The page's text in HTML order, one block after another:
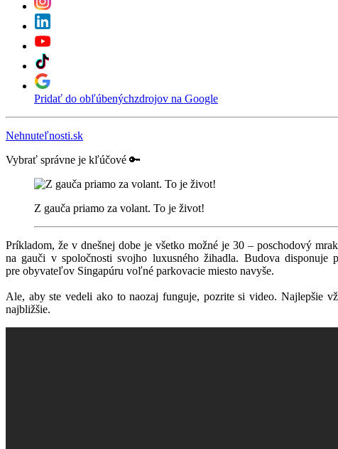
Pridať do obľúbenýchzdrojov na Google
Nehnuteľnosti.sk
Vybrať správne je kľúčové 🔑
Z gauča priamo za volant. To je život!
Príkladom, že v dnešnej dobe je všetko možné je 30 – poschodový
na gauči v spoločnosti svojho luxusného žihadla. Budova disponuje
pre obyvateľov Singapúru voľné parkovacie miesto navyše.
Ale, aby ste vedeli ako to naozaj funguje, pozrite si video. Najlepšie
najbližšie.